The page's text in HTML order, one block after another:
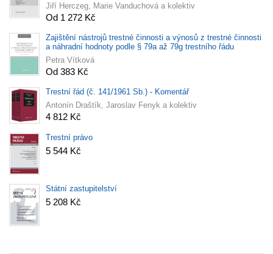
Jiří Herczeg, Marie Vanduchová a kolektiv
Od 1 272 Kč
Zajištění nástrojů trestné činnosti a výnosů z trestné činnosti
a náhradní hodnoty podle § 79a až 79g trestního řádu
Petra Vítková
Od 383 Kč
Trestní řád (č. 141/1961 Sb.) - Komentář
Antonín Draštík, Jaroslav Fenyk a kolektiv
4 812 Kč
Trestní právo
5 544 Kč
Státní zastupitelství
5 208 Kč